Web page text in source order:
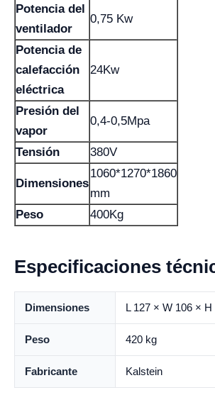
Potencia del
ventilador
0,75 Kw
Potencia de
calefacción
eléctrica
24Kw
Presión del
vapor
0,4-0,5Mpa
Tensión 380V
Dimensiones
1060*1270*1860
mm
Peso
400Kg
Especificaciones
Dimensiones L 127 × W 106 × H
Peso 420 kg
Fabricante Kalstein